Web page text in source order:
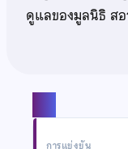
ดูแลของมูลนิธิ ส
การแข่งขัน